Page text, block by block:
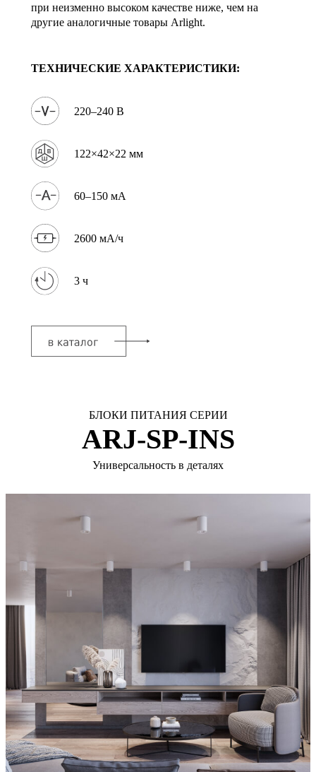
при неизменно высоком качестве ниже, чем на
другие аналогичные товары Arlight.
ТЕХНИЧЕСКИЕ ХАРАКТЕРИСТИКИ:
220–240 В
122×42×22 мм
60–150 мА
2600 мА/ч
3 ч
БЛОКИ ПИТАНИЯ СЕРИИ
ARJ-SP-INS
Универсальность в деталях